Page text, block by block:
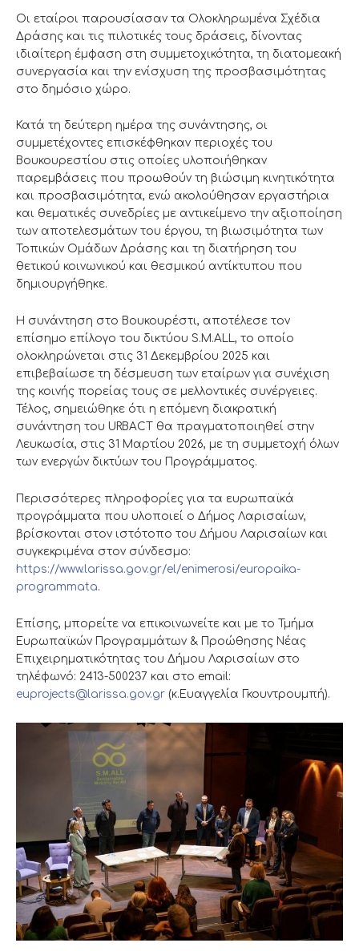
Οι εταίροι παρουσίασαν τα Ολοκληρωμένα Σχέδια
Δράσης και τις πιλοτικές τους δράσεις, δίνοντας
ιδιαίτερη έμφαση στη συμμετοχικότητα, τη διατομεακή
συνεργασία και την ενίσχυση της προσβασιμότητας
στο δημόσιο χώρο.
Κατά τη δεύτερη ημέρα της συνάντησης, οι
συμμετέχοντες επισκέφθηκαν περιοχές του
Βουκουρεστίου στις οποίες υλοποιήθηκαν
παρεμβάσεις που προωθούν τη βιώσιμη κινητικότητα
και προσβασιμότητα, ενώ ακολούθησαν εργαστήρια
και θεματικές συνεδρίες με αντικείμενο την αξιοποίηση
των αποτελεσμάτων του έργου, τη βιωσιμότητα των
Τοπικών Ομάδων Δράσης και τη διατήρηση του
θετικού κοινωνικού και θεσμικού αντίκτυπου που
δημιουργήθηκε.
Η συνάντηση στο Βουκουρέστι, αποτέλεσε τον
επίσημο επίλογο του δικτύου S.M.ALL, το οποίο
ολοκληρώνεται στις 31 Δεκεμβρίου 2025 και
επιβεβαίωσε τη δέσμευση των εταίρων για συνέχιση
της κοινής πορείας τους σε μελλοντικές συνέργειες.
Τέλος, σημειώθηκε ότι η επόμενη διακρατική
συνάντηση του URBACT θα πραγματοποιηθεί στην
Λευκωσία, στις 31 Μαρτίου 2026, με τη συμμετοχή όλων
των ενεργών δικτύων του Προγράμματος.
Περισσότερες πληροφορίες για τα ευρωπαϊκά
προγράμματα που υλοποιεί ο Δήμος Λαρισαίων,
βρίσκονται στον ιστότοπο του Δήμου Λαρισαίων και
συγκεκριμένα στον σύνδεσμο:
https://www.larissa.gov.gr/el/enimerosi/europaika-
programmata.
Επίσης, μπορείτε να επικοινωνείτε και με το Τμήμα
Ευρωπαϊκών Προγραμμάτων & Προώθησης Νέας
Επιχειρηματικότητας του Δήμου Λαρισαίων στο
τηλέφωνό: 2413-500237 και στο email:
euprojects@larissa.gov.gr (κ.Ευαγγελία Γκουντρουμπή).